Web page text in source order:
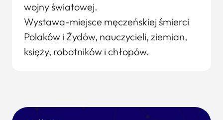
wojny światowej.
Wystawa-miejsce męczeńskiej śmierci
Polaków i Żydów, nauczycieli, ziemian,
księży, robotników i chłopów.